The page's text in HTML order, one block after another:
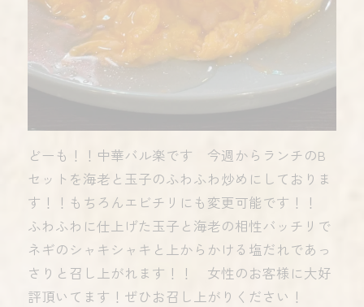
どーも！！中華バル楽です 今週からランチのB
セットを海老と玉子のふわふわ炒めにしておりま
す！！もちろんエビチリにも変更可能です！！
ふわふわに仕上げた玉子と海老の相性バッチリで
ネギのシャキシャキと上からかける塩だれであっ
さりと召し上がれます！！ 女性のお客様に大好
評頂いてます！ぜひお召し上がりください！